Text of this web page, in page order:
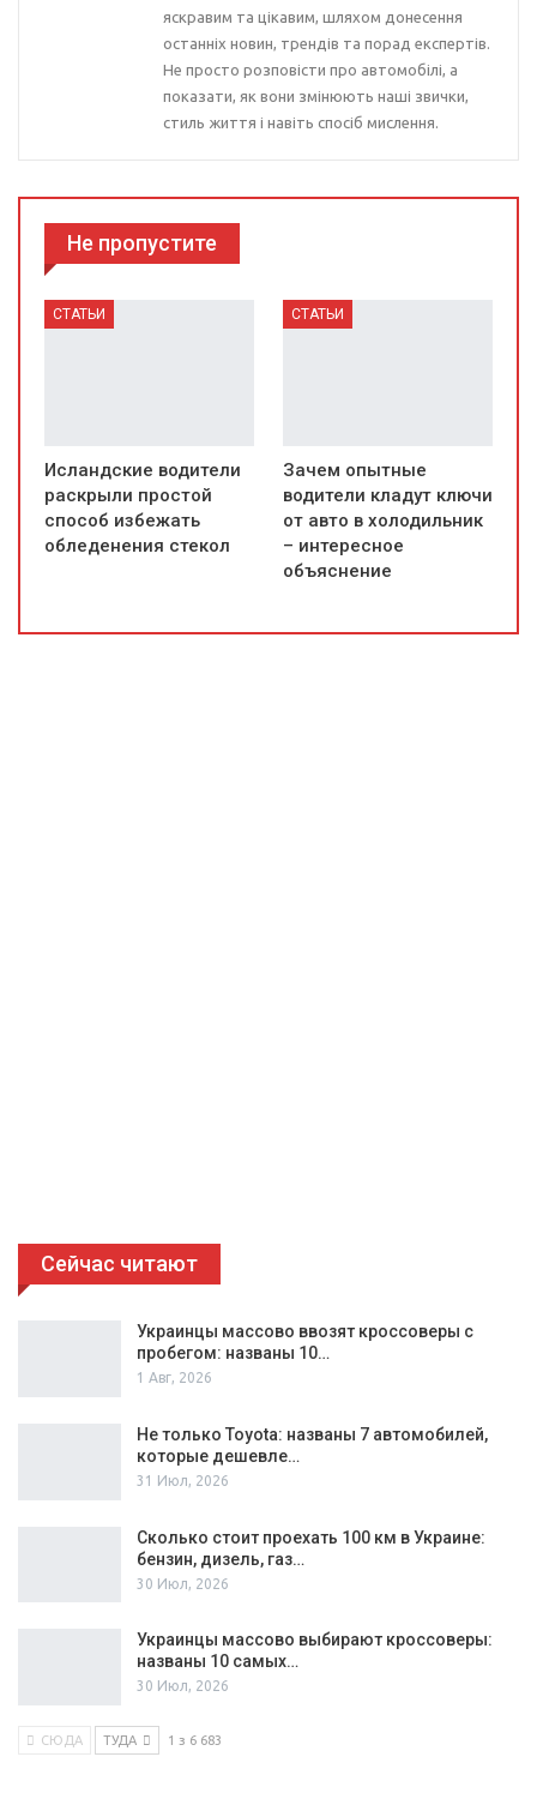
яскравим та цікавим, шляхом донесення
останніх новин, трендів та порад експертів.
Не просто розповісти про автомобілі, а
показати, як вони змінюють наші звички,
стиль життя і навіть спосіб мислення.
Не пропустите
СТАТЬИ
Исландские водители
раскрыли простой
способ избежать
обледенения стекол
СТАТЬИ
Зачем опытные
водители кладут ключи
от авто в холодильник
– интересное
объяснение
Сейчас читают
Украинцы массово ввозят кроссоверы с
пробегом: названы 10…
1 Авг, 2026
Не только Toyota: названы 7 автомобилей,
которые дешевле…
31 Июл, 2026
Сколько стоит проехать 100 км в Украине:
бензин, дизель, газ…
30 Июл, 2026
Украинцы массово выбирают кроссоверы:
названы 10 самых…
30 Июл, 2026
СЮДА ТУДА 1 з 6 683